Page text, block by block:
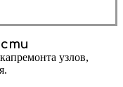
узлов,